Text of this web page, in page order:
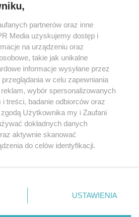
w serwisie nie może być powielany i
rozpowszechniany w jakikolwiek sposób (w
mechaniczny) na jakimkolwiek polu
formie, włącznie z umieszczaniem w
właściciela praw. Jakiekolwiek użycie lub
lub w części z naruszeniem prawa,
zabronione pod groźbą kary i może być
Grupa ZPR Media
partnerów oraz inne
Media uzyskujemy dostęp i
na urządzeniu oraz
takie jak unikalne
informacje wysyłane przez
w celu zapewniania
wybór spersonalizowanych
treści, badanie odbiorców oraz
zgodą Użytkownika my i Zaufani
dokładnych danych
aktywnie skanować
do celów identyfikacji.
przycisk ustawień prywatności
dolnym rogu strony
danych nie wymagają zgody
USTAWIENIA